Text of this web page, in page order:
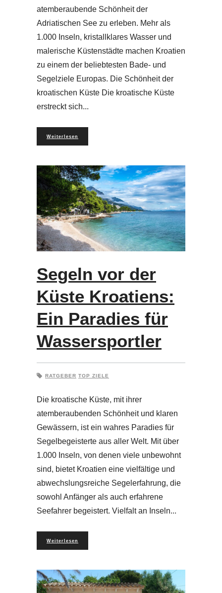
atemberaubende Schönheit der
Adriatischen See zu erleben. Mehr als
1.000 Inseln, kristallklares Wasser und
malerische Küstenstädte machen Kroatien
zu einem der beliebtesten Bade- und
Segelziele Europas. Die Schönheit der
kroatischen Küste Die kroatische Küste
erstreckt sich
Weiterlesen
Segeln vor der
Küste Kroatiens:
Ein Paradies für
Wassersportler
RATGEBER TOP ZIELE
Die kroatische Küste, mit ihrer
atemberaubenden Schönheit und klaren
Gewässern, ist ein wahres Paradies für
Segelbegeisterte aus aller Welt. Mit über
1.000 Inseln, von denen viele unbewohnt
sind, bietet Kroatien eine vielfältige und
abwechslungsreiche Segelerfahrung, die
sowohl Anfänger als auch erfahrene
Seefahrer begeistert. Vielfalt an Inseln
Weiterlesen